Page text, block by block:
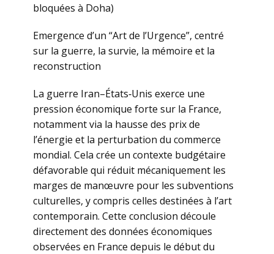
bloquées à Doha)
Emergence d’un “Art de l’Urgence”, centré
sur la guerre, la survie, la mémoire et la
reconstruction
La guerre Iran–États‑Unis exerce une
pression économique forte sur la France,
notamment via la hausse des prix de
l’énergie et la perturbation du commerce
mondial. Cela crée un contexte budgétaire
défavorable qui réduit mécaniquement les
marges de manœuvre pour les subventions
culturelles, y compris celles destinées à l’art
contemporain. Cette conclusion découle
directement des données économiques
observées en France depuis le début du